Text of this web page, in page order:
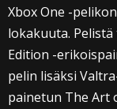
Xbox One -
lokakuuta. Pelistä
Edition -
pelin lisäksi
painetun The Art